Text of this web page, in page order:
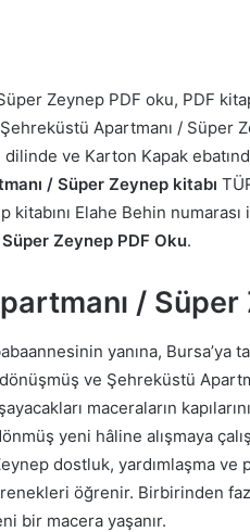
Zeynep PDF oku, PDF
Apartmanı / Süper
dilinde ve Karton Kapak
/ Süper Zeynep kitabı
kitabını Elahe Behin
Zeynep PDF Oku.
/ Süper
yanına, Bursa’ya
ve Şehreküstü
maceraların
yeni hâline alışmaya
dostluk, yardımlaşma ve
öğrenir. Birbirinden
bir macera yaşanır.